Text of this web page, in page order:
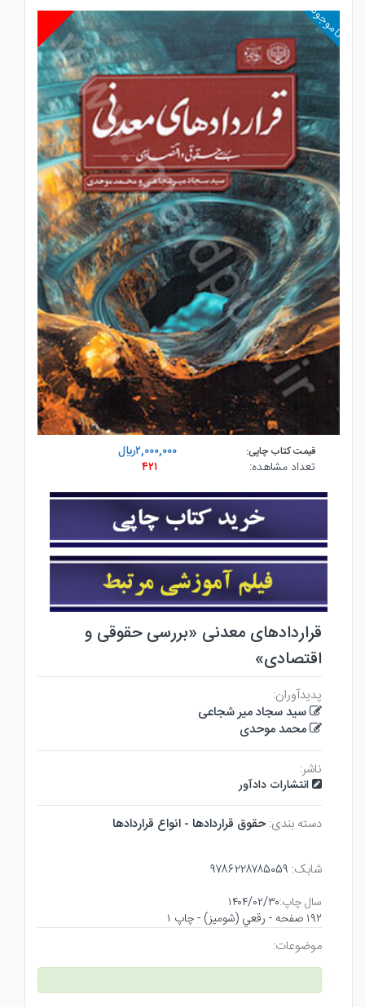
ناموجود
قیمت کتاب چاپی:
۲,۰۰۰,۰۰۰ريال
تعداد مشاهده:
۴۲۱
قراردادهای معدنی «بررسی حقوقی و
اقتصادی»
پدیدآوران:
سید سجاد میر شجاعی
محمد موحدی
ناشر:
انتشارات دادآور
دسته بندی: حقوق قراردادها - انواع قراردادها
شابک: ۹۷۸۶۲۲۸۷۸۵۰۵۹
سال چاپ:۱۴۰۴/۰۲/۳۰
۱۹۲ صفحه - رقعي (شوميز) - چاپ ۱
موضوعات: